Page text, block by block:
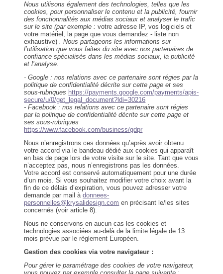
Nous utilisons également des technologies, telles que les
cookies, pour personnaliser le contenu et la publicité, fournir
des fonctionnalités aux médias sociaux et analyser le trafic
sur le site (par exemple : votre adresse IP, vos logiciels et
votre matériel, la page que vous demandez - liste non
exhaustive). Nous partageons les informations sur
l’utilisation que vous faites du site avec nos partenaires de
confiance spécialisés dans les médias sociaux, la publicité
et l’analyse.
- Google : nos relations avec ce partenaire sont régies par la
politique de confidentialité décrite sur cette page et ses
sous-rubriques https://payments.google.com/payments/apis-
secure/u/0/get_legal_document?ldi=30216
- Facebook : nos relations avec ce partenaire sont régies
par la politique de confidentialité décrite sur cette page et
ses sous-rubriques
https://www.facebook.com/business/gdpr
Nous n’enregistrons ces données qu’après avoir obtenu
votre accord via le bandeau dédié aux cookies qui apparaît
en bas de page lors de votre visite sur le site. Tant que vous
n’acceptez pas, nous n’enregistrons pas les données.
Votre accord est conservé automatiquement pour une durée
d’un mois. Si vous souhaitez modifier votre choix avant la
fin de ce délais d’expiration, vous pouvez adresser votre
demande par mail àdonnees-
personnelles@krysalidesign.com en précisant le/les sites
concernés (voir article 8).
Nous ne conservons en aucun cas les cookies et
technologies associées au-delà de la limite légale de 13
mois prévue par le règlement Européen.
Gestion des cookies via votre navigateur :
Pour gérer le paramétrage des cookies de votre navigateur,